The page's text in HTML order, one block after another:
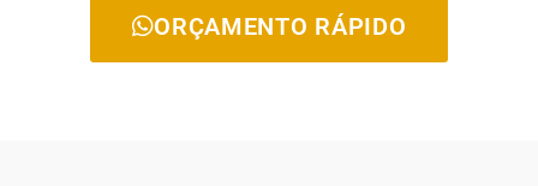
ORÇAMENTO RÁPIDO